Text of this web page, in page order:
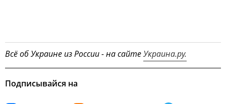
Всё об Украине из России - на сайтеУкраина.ру.
Подписывайся на